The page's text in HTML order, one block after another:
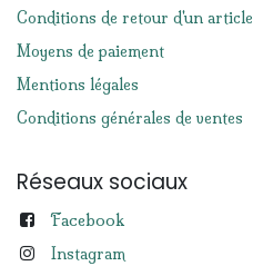
Conditions de retour d'un article
Moyens de paiement
Mentions légales
Conditions générales de ventes
Réseaux sociaux
Facebook
Instagram